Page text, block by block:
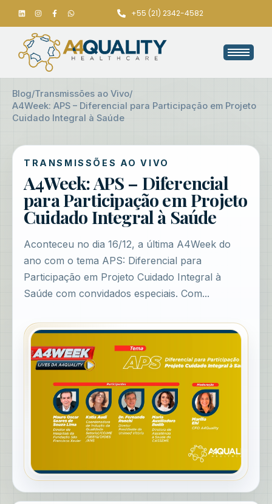
+55 (21) 2342-4582
Blog/Transmissões ao Vivo/
A4Week: APS – Diferencial para Participação em Projeto
Cuidado Integral à Saúde
TRANSMISSÕES AO VIVO
A4Week: APS – Diferencial
para Participação em Projeto
Cuidado Integral à Saúde
Aconteceu no dia 16/12, a última A4Week do
ano com o tema APS: Diferencial para
Participação em Projeto Cuidado Integral à
Saúde com convidados especiais. Com...